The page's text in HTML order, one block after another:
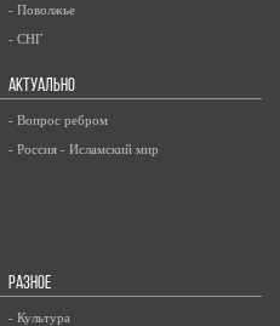
- Поволжье
- СНГ
АКТУАЛЬНО
- Вопрос ребром
- Россия - Исламский мир
РАЗНОЕ
- Культура